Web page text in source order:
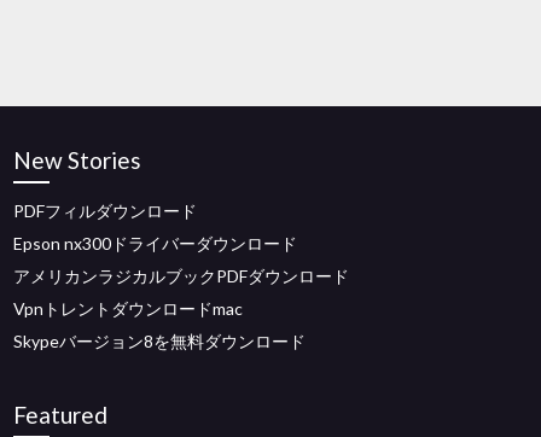
New Stories
PDFフィルダウンロード
Epson nx300ドライバーダウンロード
アメリカンラジカルブックPDFダウンロード
Vpnトレントダウンロードmac
Skypeバージョン8を無料ダウンロード
Featured